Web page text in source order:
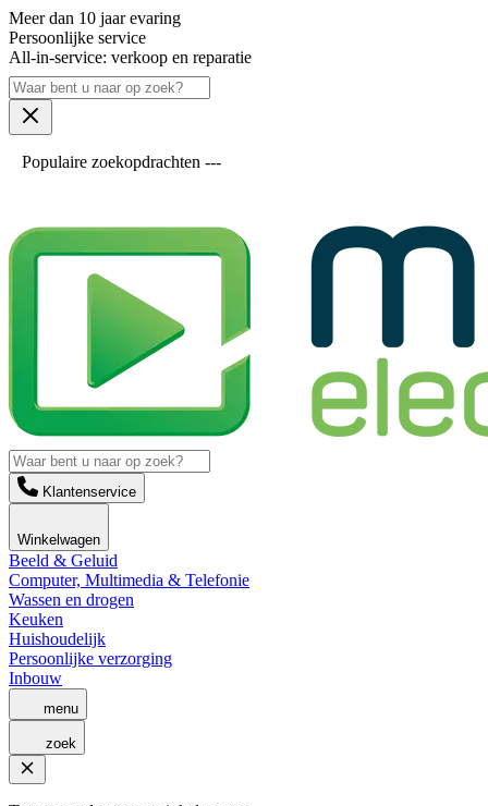
Meer dan 10 jaar evaring
Persoonlijke service
All-in-service: verkoop en reparatie
Populaire zoekopdrachten ---
Klantenservice
Winkelwagen
Beeld & Geluid
Computer, Multimedia & Telefonie
Wassen en drogen
Keuken
Huishoudelijk
Persoonlijke verzorging
Inbouw
menu
zoek